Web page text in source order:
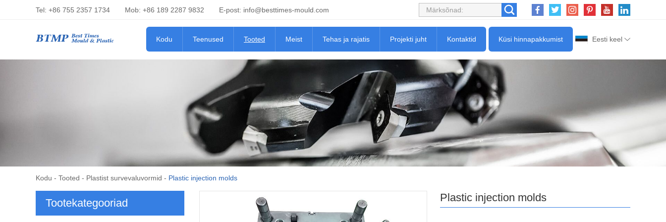
Tel: +86 755 2357 1734 Mob: +86 189 2287 9832 E-post: info@besttimes-mould.com
Eesti keel
Küsi hinnapakkumist
Kodu Teenused Tooted Meist Tehas ja rajatis Projekti juht Kontaktid
Kodu - Tooted - Plastist survevaluvormid - Plastic injection molds
Plastic injection molds
Tootekategooriad